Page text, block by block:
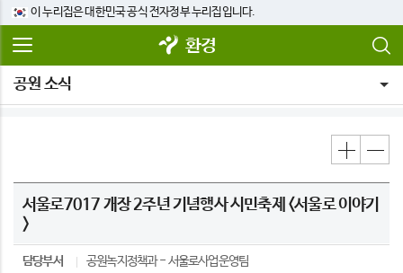
이 누리집은 대한민국 공식 전자정부 누리집입니다.
환경
공원 소식
서울로7017 개장 2주년 기념행사 시민축제 <서울로 이야기
>
담당부서 공원녹지정책과
서울로사업운영팀